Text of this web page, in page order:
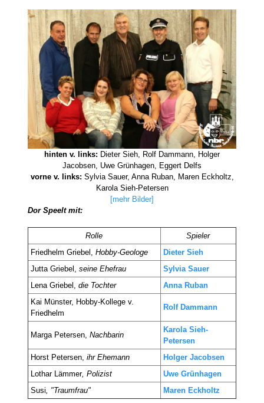
hinten v. links: Dieter Sieh, Rolf Dammann, Holger
Jacobsen, Uwe Grünhagen, Eggert Delfs
vorne v. links: Sylvia Sauer, Anna Ruban, Maren Eckholtz,
Karola Sieh-Petersen
[mehr Bilder]
Dor Speelt mit:
Rolle
Spieler
Friedhelm Griebel, Hobby-Geologe
Dieter Sieh
Jutta Griebel, seine Ehefrau
Sylvia Sauer
Lena Griebel, die Tochter
Anna Ruban
Kai Münster, Hobby-Kollege v.
Friedhelm
Rolf Dammann
Marga Petersen, Nachbarin
Karola Sieh-
Petersen
Horst Petersen, ihr Ehemann
Holger Jacobsen
Lothar Lämmer, Polizist
Uwe Grünhagen
Susi, "Traumfrau" Maren Eckholtz